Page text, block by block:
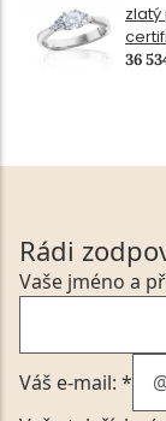
zlatý
36
Rádi
Vaše jméno a
Váš e-mail: *